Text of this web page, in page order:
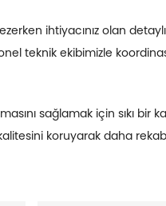
ihtiyacınız olan
teknik ekibimizle
sağlamak için sıkı bir
koruyarak daha